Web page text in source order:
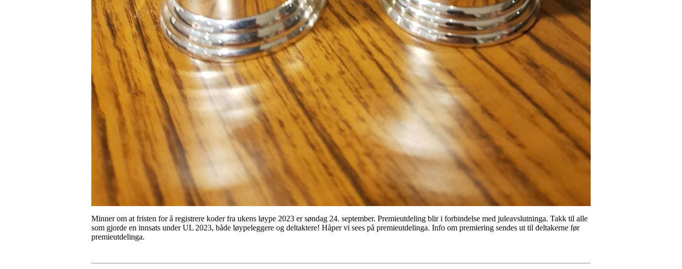
Minner om at fristen for å registrere koder fra ukens løype 2023 er søndag 24. september. Premieutdeling blir i forbindelse med juleavslutninga. Takk til alle
som gjorde en innsats under UL 2023, både løypeleggere og deltaktere! Håper vi sees på premieutdelinga. Info om premiering sendes ut til deltakerne før
premieutdelinga.